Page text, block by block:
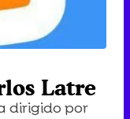
Latre
dirigido por